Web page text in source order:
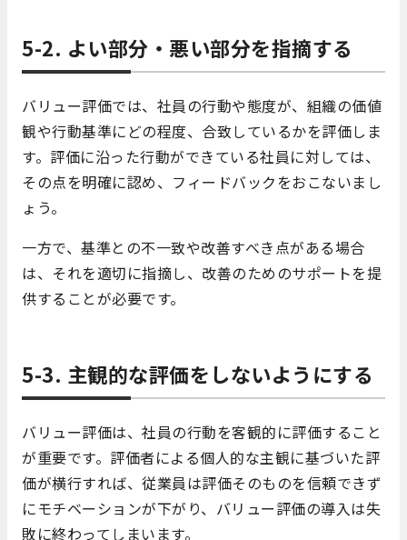
5-2. よい部分・悪い部分を指摘する
バリュー評価では、社員の行動や態度が、組織の価値
観や行動基準にどの程度、合致しているかを評価しま
す。評価に沿った行動ができている社員に対しては、
その点を明確に認め、フィードバックをおこないまし
ょう。
一方で、基準との不一致や改善すべき点がある場合
は、それを適切に指摘し、改善のためのサポートを提
供することが必要です。
5-3. 主観的な評価をしないようにする
バリュー評価は、社員の行動を客観的に評価すること
が重要です。評価者による個人的な主観に基づいた評
価が横行すれば、従業員は評価そのものを信頼できず
にモチベーションが下がり、バリュー評価の導入は失
敗に終わってしまいます。